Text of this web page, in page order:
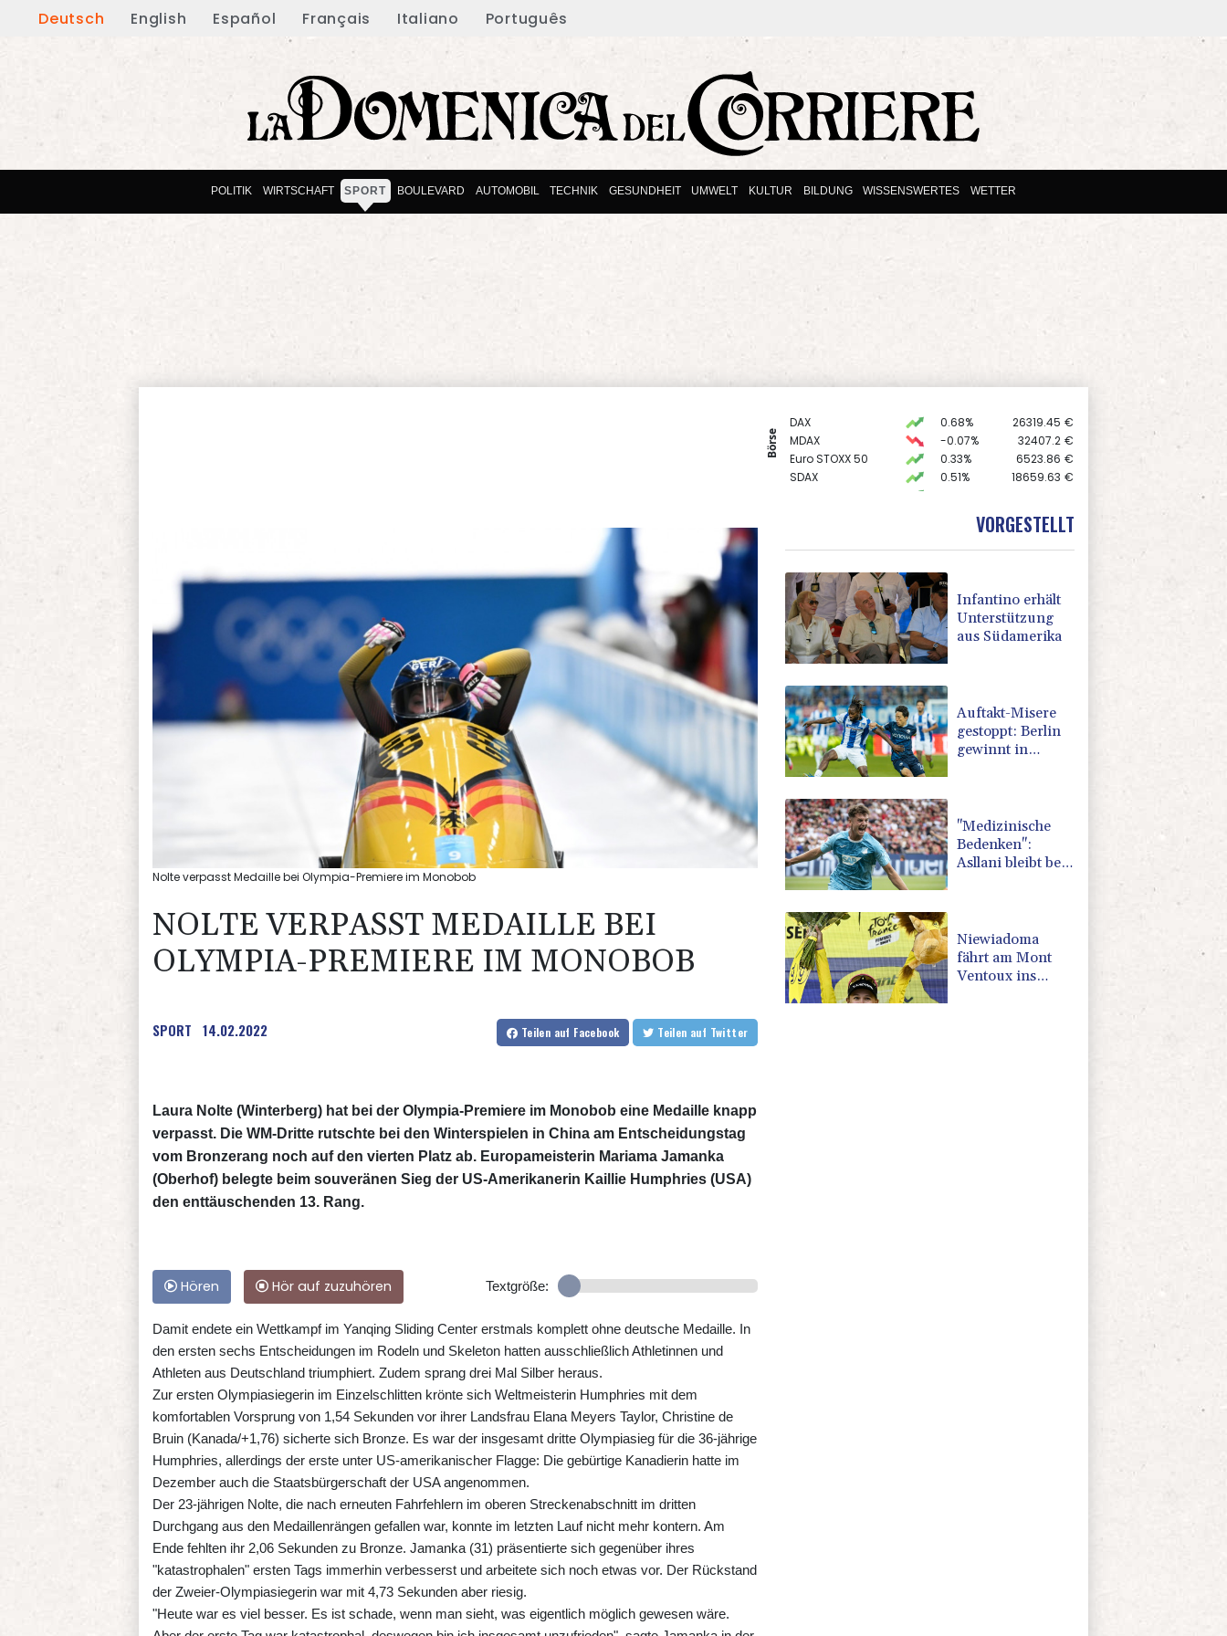
Deutsch English Español Français Italiano Português
POLITIK WIRTSCHAFT SPORT BOULEVARD AUTOMOBIL TECHNIK GESUNDHEIT UMWELT KULTUR BILDUNG WISSENSWERTES WETTER
Börse
DAX 0.68% 26319.45 €
MDAX
-0.07% 32407.2 €
Euro STOXX 50
0.33% 6523.86 €
SDAX
0.51% 18659.63 €
4401.3 $
1.1562 $
Nolte verpasst Medaille bei Olympia-Premiere im Monobob
NOLTE VERPASST MEDAILLE BEI
OLYMPIA-PREMIERE IM MONOBOB
SPORT 14.02.2022 Teilen auf Facebook Teilen auf Twitter
Laura Nolte (Winterberg) hat bei der Olympia-Premiere im Monobob eine Medaille knapp
verpasst. Die WM-Dritte rutschte bei den Winterspielen in China am Entscheidungstag
vom Bronzerang noch auf den vierten Platz ab. Europameisterin Mariama Jamanka
(Oberhof) belegte beim souveränen Sieg der US-Amerikanerin Kaillie Humphries (USA)
den enttäuschenden 13. Rang.
Hören Hör auf zuzuhören Textgröße:
Damit endete ein Wettkampf im Yanqing Sliding Center erstmals komplett ohne deutsche Medaille. In
den ersten sechs Entscheidungen im Rodeln und Skeleton hatten ausschließlich Athletinnen und
Athleten aus Deutschland triumphiert. Zudem sprang drei Mal Silber heraus.
Zur ersten Olympiasiegerin im Einzelschlitten krönte sich Weltmeisterin Humphries mit dem
komfortablen Vorsprung von 1,54 Sekunden vor ihrer Landsfrau Elana Meyers Taylor, Christine de
Bruin (Kanada/+1,76) sicherte sich Bronze. Es war der insgesamt dritte Olympiasieg für die 36-jährige
Humphries, allerdings der erste unter US-amerikanischer Flagge: Die gebürtige Kanadierin hatte im
Dezember auch die Staatsbürgerschaft der USA angenommen.
Der 23-jährigen Nolte, die nach erneuten Fahrfehlern im oberen Streckenabschnitt im dritten
Durchgang aus den Medaillenrängen gefallen war, konnte im letzten Lauf nicht mehr kontern. Am
Ende fehlten ihr 2,06 Sekunden zu Bronze. Jamanka (31) präsentierte sich gegenüber ihres
"katastrophalen" ersten Tags immerhin verbesserst und arbeitete sich noch etwas vor. Der Rückstand
der Zweier-Olympiasiegerin war mit 4,73 Sekunden aber riesig.
"Heute war es viel besser. Es ist schade, wenn man sieht, was eigentlich möglich gewesen wäre.
VORGESTELLT
Infantino erhält
Unterstützung
aus Südamerika
Auftakt-Misere
gestoppt: Berlin
gewinnt in
"Medizinische
Bedenken":
Asllani bleibt bei
Niewiadoma
fährt am Mont
Ventoux ins